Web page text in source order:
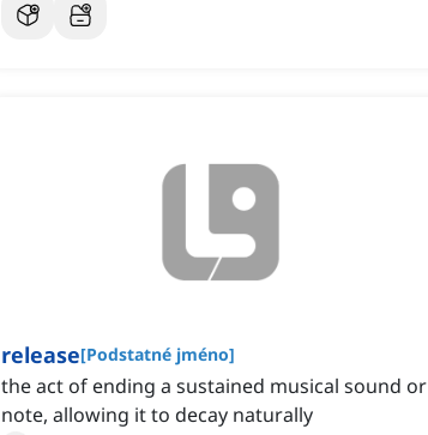
release[Podstatné jméno]
the act of ending a sustained musical sound or
note, allowing it to decay naturally